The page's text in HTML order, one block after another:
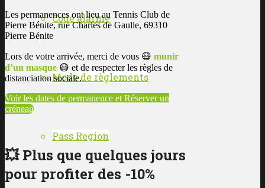
Code alarme
Mode de règlements
Pass Region
Les permanences ont lieu au Tennis Club de
Pierre Bénite, rue Charles de Gaulle, 69310
Pierre Bénite
Lors de votre arrivée, merci de vous 😷 munir
d’un masque 😷 et de respecter les règles de
distanciation sociale.
Voir les dates de permanence et Réserver un
créneau
💥 Plus que quelques jours
pour profiter des -10%